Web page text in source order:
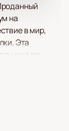
на
в мир,
Эта
по